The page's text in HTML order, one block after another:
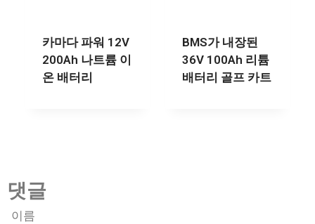
카마다 파워 12V
200Ah 나트륨 이
온 배터리
BMS가 내장된
36V 100Ah 리튬
배터리 골프 카트
댓글
이름